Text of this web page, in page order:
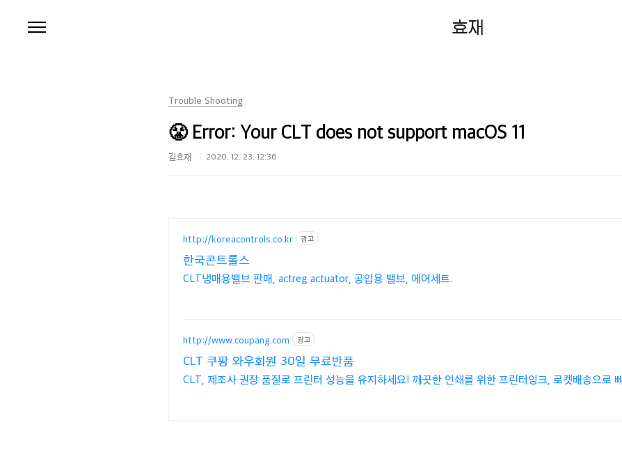
효재
Trouble Shooting
😤 Error: Your CLT does not support macOS 11
김효재 2020. 12. 23. 12:36
http://koreacontrols.co.kr 광고
한국콘트롤스
CLT냉매용밸브 판매, actreg actuator, 공압용 밸브, 에어세트.
http://www.coupang.com 광고
CLT 쿠팡 와우회원 30일 무료반품
CLT, 제조사 권장 품질로 프린터 성능을 유지하세요! 깨끗한 인쇄를 위한 프린터잉크, 로켓배송으로